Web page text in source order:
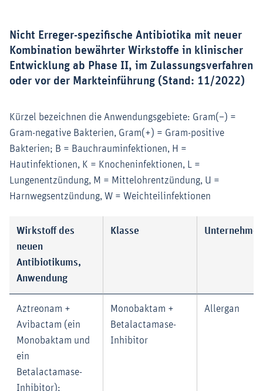
Nicht Erreger-spezifische Antibiotika mit neuer
Kombination bewährter Wirkstoffe in klinischer
Entwicklung ab Phase II, im Zulassungsverfahren
oder vor der Markteinführung (Stand: 11/2022)
Kürzel bezeichnen die Anwendungsgebiete: Gram(–) =
Gram-negative Bakterien, Gram(+) = Gram-positive
Bakterien; B = Bauchrauminfektionen, H =
Hautinfektionen, K = Knocheninfektionen, L =
Lungenentzündung, M = Mittelohrentzündung, U =
Harnwegsentzündung, W = Weichteilinfektionen
Wirkstoff des
neuen
Antibiotikums,
Anwendung
Klasse Unternehmen
Aztreonam +
Avibactam (ein
Monobaktam und
ein
Betalactamase-
Inhibitor);
Monobaktam +
Betalactamase-
Inhibitor
Allergan